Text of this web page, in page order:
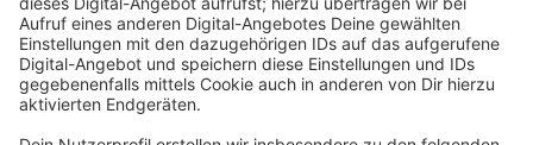
Dass sich fest installierte Anlagen bestens eignen, um
virushaltige Partikel aus der Raumluft zu entfernen, ist
unbestritten. Deren Einbau sei die «nachhaltigste
Maßnahme zur Verbesserung der